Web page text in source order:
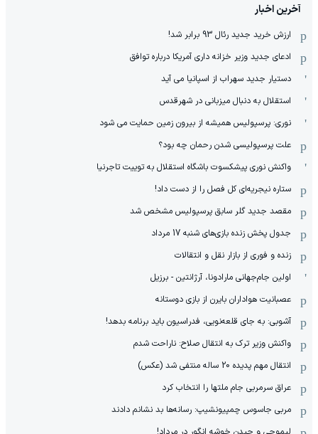
آخرین اخبار
ارزش خرید جدید رئال 93 برابر شد!
ادعای جدید وزیر خزانه داری آمریکا درباره توافق
دستیار جدید سهراب از اسپانیا می آید
استقلال به دنبال میزبانی در شهرقدس
نوری: پرسپولیس همیشه از بیرون زمین حمایت می شود
علت پرسپولیسی شدن رحمان چه بود؟
واکنش نوری پیشکسوت باشگاه استقلال به توییت تاجرنیا
ستاره نیجریه‌ای کل فصل را از دست داد!
مقصد جدید گلر سابق پرسپولیس مشخص شد
جدول پخش زنده بازی‌های شنبه 17 مرداد
زنده و فوری از بازار نقل و انتقالات
اولین جام‌جهانی مارادونا، آرژانتین - برزیل
عصبانیت هواداران بایرن از بازی دوستانه
آشوبی: به جای قلعه‌نویی، فدراسیون باید برنامه بدهد!
واکنش وزیر ترک به انتقال صلاح: ناراحت شدم
انتقال مهم پدیده 20 ساله منتفی شد (عکس)
عراق سرمربی جام ملتها را انتخاب کرد
مربی جاسوس چمپیونشیپ: رسانه‌ها بد نشانم دادند